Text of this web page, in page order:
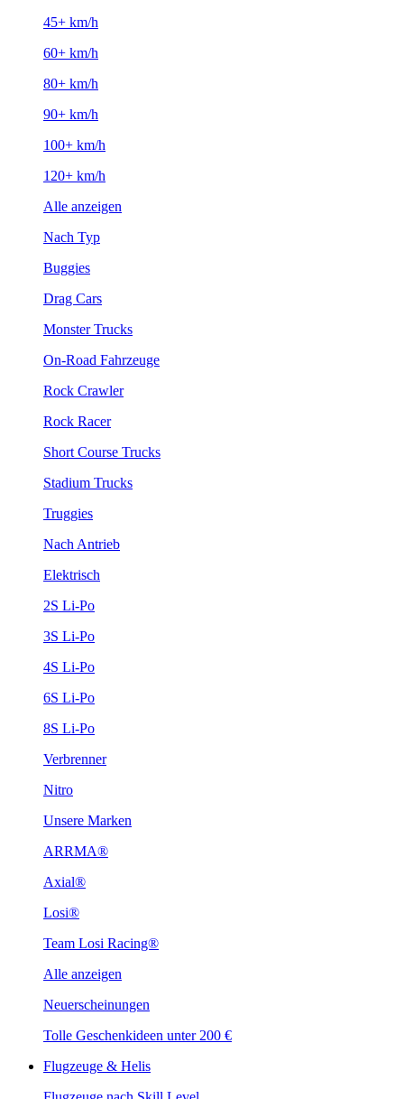
45+ km/h
60+ km/h
80+ km/h
90+ km/h
100+ km/h
120+ km/h
Alle anzeigen
Nach Typ
Buggies
Drag Cars
Monster Trucks
On-Road Fahrzeuge
Rock Crawler
Rock Racer
Short Course Trucks
Stadium Trucks
Truggies
Nach Antrieb
Elektrisch
2S Li-Po
3S Li-Po
4S Li-Po
6S Li-Po
8S Li-Po
Verbrenner
Nitro
Unsere Marken
ARRMA®
Axial®
Losi®
Team Losi Racing®
Alle anzeigen
Neuerscheinungen
Tolle Geschenkideen unter 200 €
Flugzeuge & Helis